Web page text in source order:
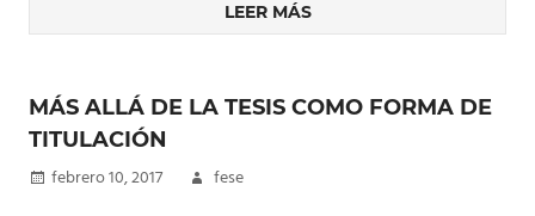
LEER MÁS
MÁS ALLÁ DE LA TESIS COMO FORMA DE
TITULACIÓN
febrero 10, 2017 fese